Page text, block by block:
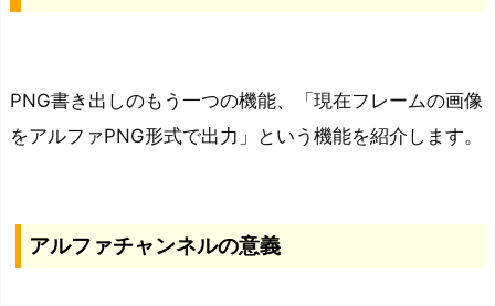
PNG書き出しのもう一つの機能、「現在フレームの画像
をアルファPNG形式で出力」という機能を紹介します。
アルファチャンネルの意義